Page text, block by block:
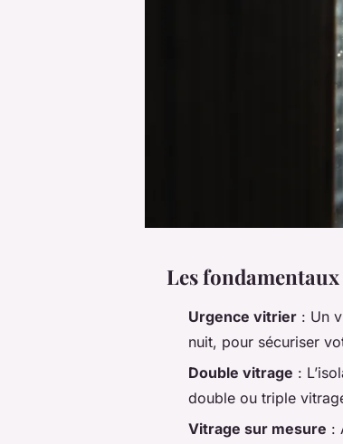
Les fondamentaux
Urgence vitrier : Un
nuit, pour sécuriser
Double vitrage :
double ou triple
Vitrage sur mesure :